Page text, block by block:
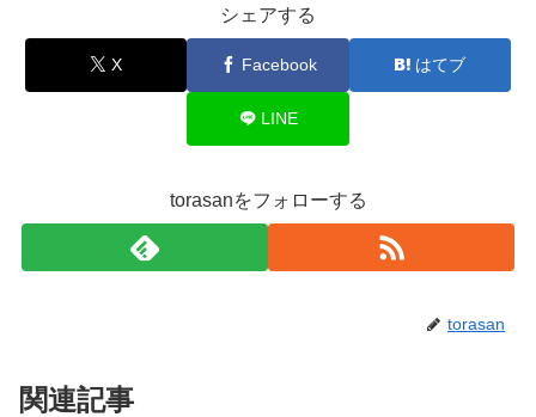
シェアする
X Facebook はてブ
LINE
torasanをフォローする
torasan
関連記事